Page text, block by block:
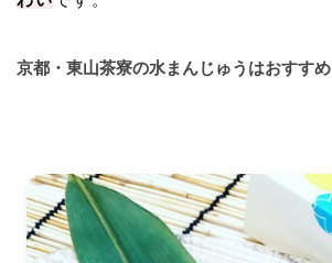
京都・東山茶寮の水まんじゅうはおすすめ